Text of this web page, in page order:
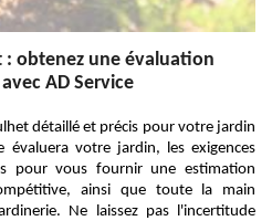
: obtenez une évaluation
AD Service
détaillé et précis pour votre jardin
évaluera votre jardin, les exigences
pour vous fournir une estimation
ainsi que toute la main
Ne laissez pas l'incertitude